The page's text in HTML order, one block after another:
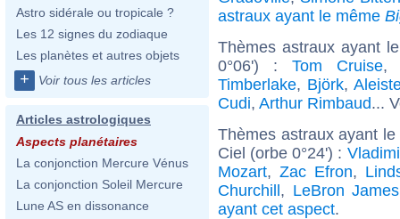
Astro sidérale ou tropicale ?
Les 12 signes du zodiaque
Les planètes et autres objets
+ Voir tous les articles
Articles astrologiques
Aspects planétaires
La conjonction Mercure Vénus
La conjonction Soleil Mercure
Lune AS en dissonance
astraux ayant le même
Thèmes astraux ayant
0°06') :Tom Cruise
Timberlake, Björk,
Cudi, Arthur Rimbaud...
Thèmes astraux ayant
Ciel (orbe 0°24') :
Mozart,Zac Efron,
Churchill, LeBron James
ayant cet aspect.